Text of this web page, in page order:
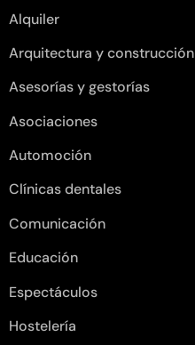
Alquiler
Arquitectura y construcción
Asesorías y gestorías
Asociaciones
Automoción
Clínicas dentales
Comunicación
Educación
Espectáculos
Hostelería